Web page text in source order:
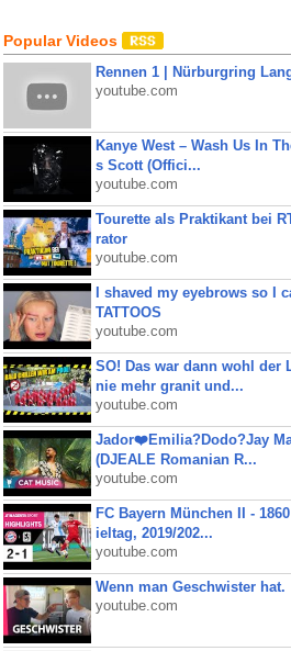
Popular Videos
Rennen 1 | Nürburgring
youtube.com
Kanye West – Wash Us In
s Scott (Offici...
youtube.com
Tourette als Praktikant bei
rator
youtube.com
I shaved my eyebrows so I
TATTOOS
youtube.com
SO! Das war dann wohl der
nie mehr granit und...
youtube.com
Jador❤️Emilia?Dodo?Jay
(DJEALE Romanian R...
youtube.com
FC Bayern München II -
ieltag, 2019/202...
youtube.com
Wenn man Geschwister hat.
youtube.com